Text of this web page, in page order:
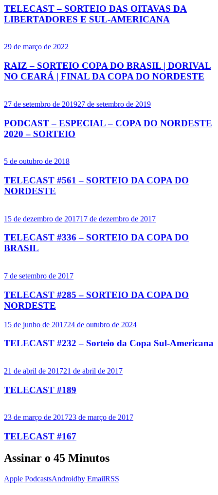
TELECAST – SORTEIO DAS OITAVAS DA
LIBERTADORES E SUL-AMERICANA
29 de março de 2022
RAIZ – SORTEIO COPA DO BRASIL | DORIVAL
NO CEARÁ | FINAL DA COPA DO NORDESTE
27 de setembro de 201927 de setembro de 2019
PODCAST – ESPECIAL – COPA DO NORDESTE
2020 – SORTEIO
5 de outubro de 2018
TELECAST #561 – SORTEIO DA COPA DO
NORDESTE
15 de dezembro de 201717 de dezembro de 2017
TELECAST #336 – SORTEIO DA COPA DO
BRASIL
7 de setembro de 2017
TELECAST #285 – SORTEIO DA COPA DO
NORDESTE
15 de junho de 201724 de outubro de 2024
TELECAST #232 – Sorteio da Copa Sul-Americana
21 de abril de 201721 de abril de 2017
TELECAST #189
23 de março de 201723 de março de 2017
TELECAST #167
Assinar o 45 Minutos
Apple PodcastsAndroidby EmailRSS